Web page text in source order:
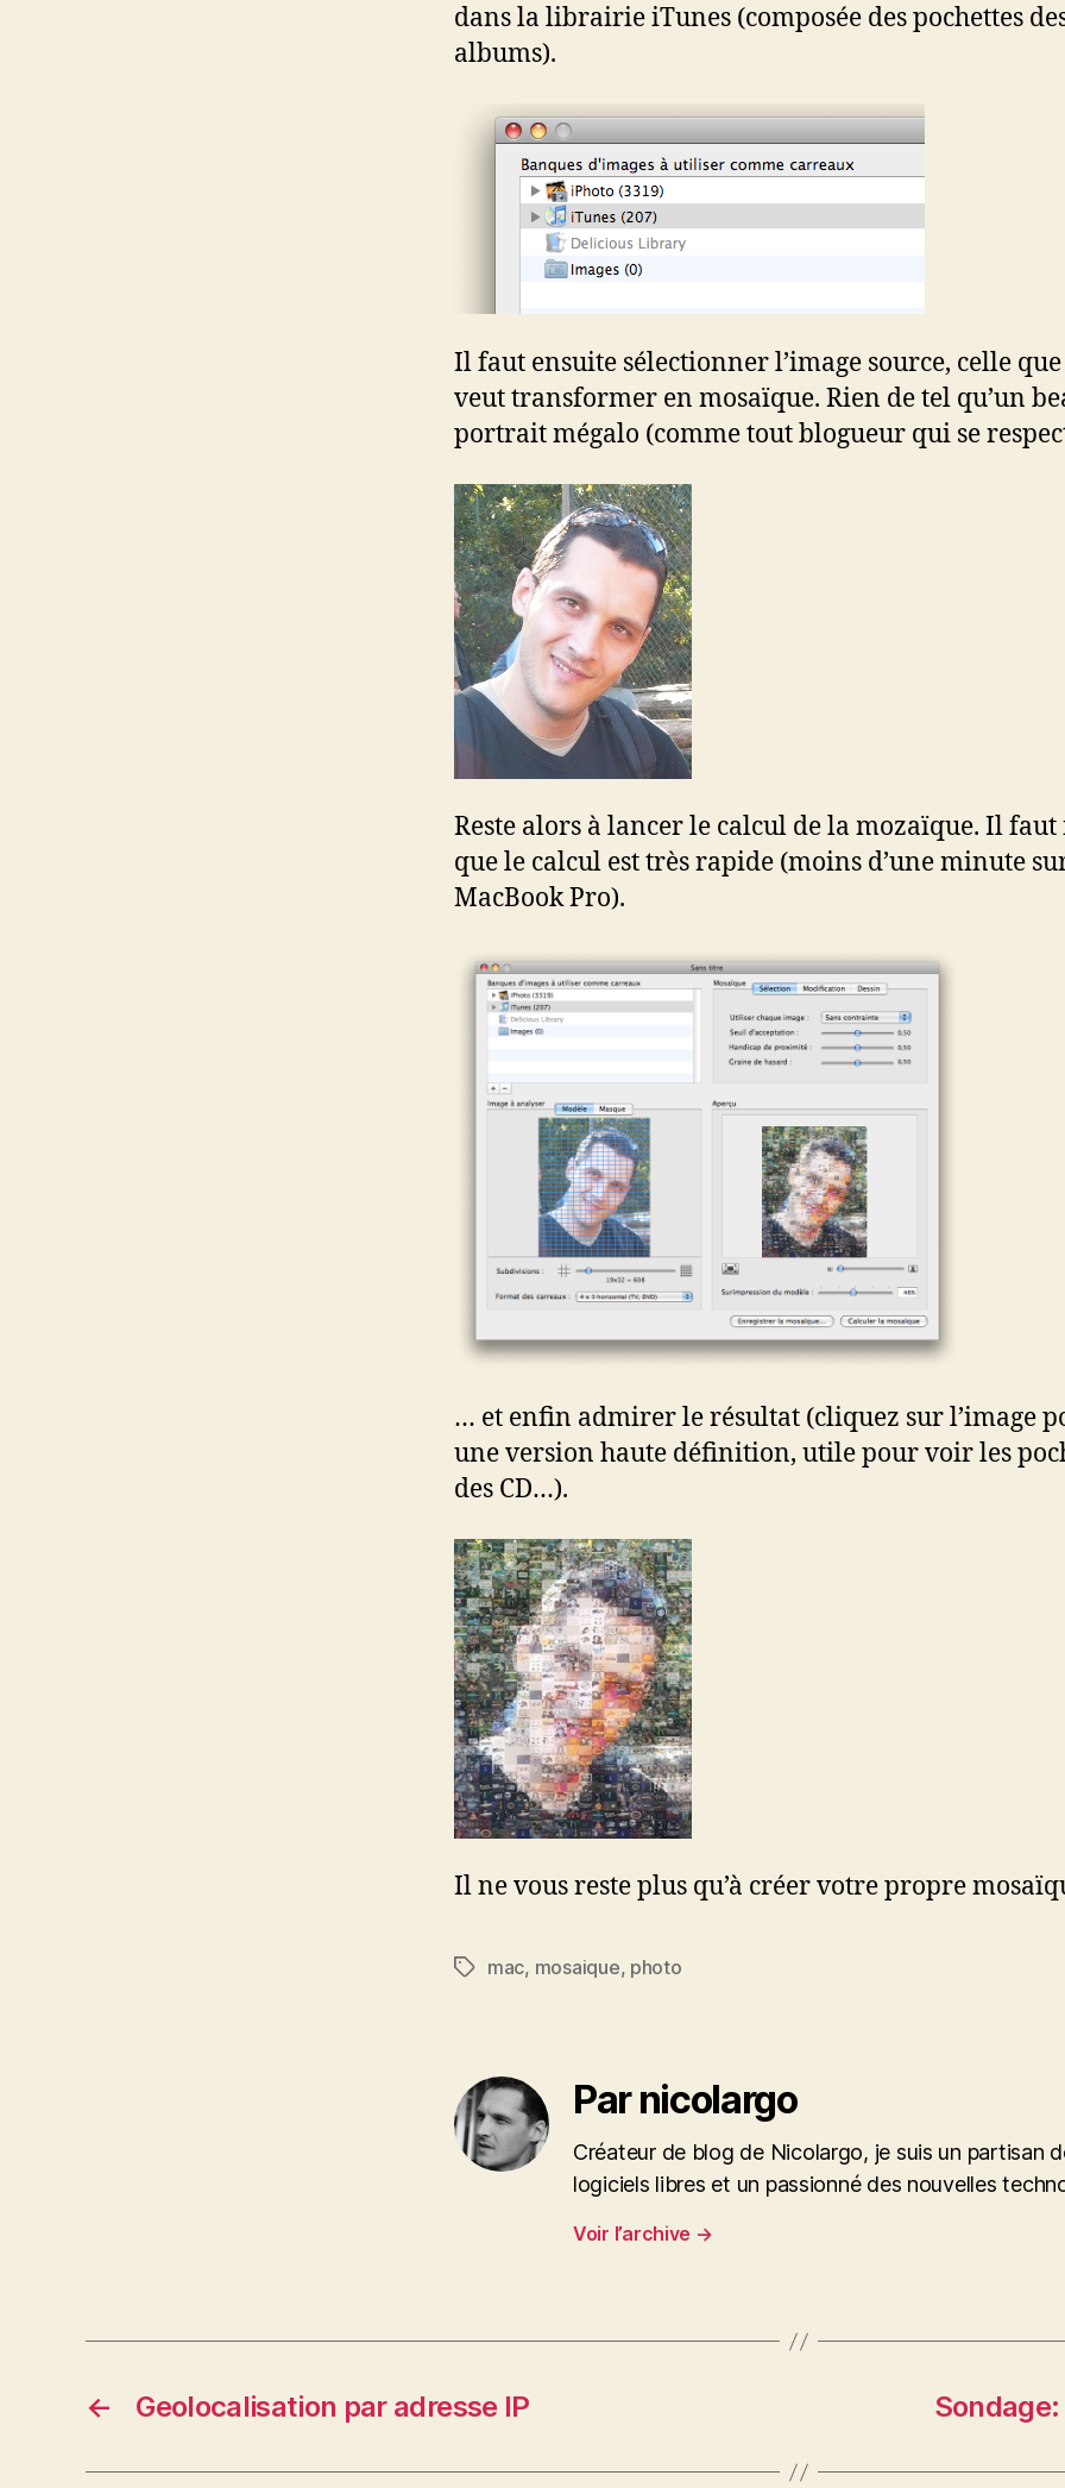
dans la librairie iTunes (composée des pochettes
albums).
Il faut ensuite sélectionner l’image source, celle que
veut transformer en mosaïque. Rien de tel qu’un
portrait mégalo (comme tout blogueur qui se
Reste alors à lancer le calcul de la mozaïque. Il
que le calcul est très rapide (moins d’une minute
MacBook Pro).
… et enfin admirer le résultat (cliquez sur l’image
une version haute définition, utile pour voir les
des CD…).
Il ne vous reste plus qu’à créer votre propre
Étiquettes
mac, mosaique, photo
Par nicolargo
Créateur de blog de Nicolargo, je suis un partisan
logiciels libres et un passionné des nouvelles
Voir l’archive →
← Geolocalisation par adresse IP